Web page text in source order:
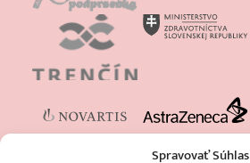
Spravovať Súhlas